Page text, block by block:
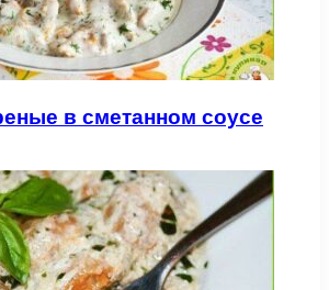
в сметанном соусе